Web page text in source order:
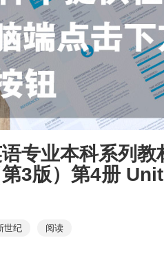
专业本科系列
3版）第4册
世纪 阅读